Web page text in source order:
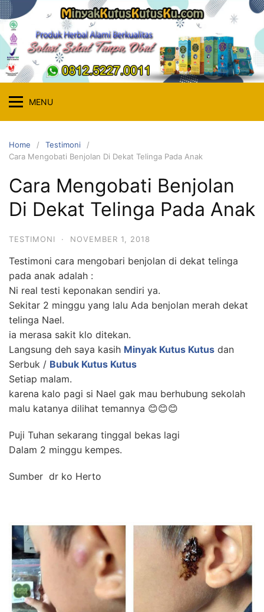
Skip
to
content
MENU
Home
Testimoni
Cara Mengobati Benjolan Di Dekat Telinga Pada Anak
Cara Mengobati Benjolan
Di Dekat Telinga Pada Anak
TESTIMONI · NOVEMBER 1, 2018
Testimoni cara mengobari benjolan di dekat telinga
pada anak adalah :
Ni real testi keponakan sendiri ya.
Sekitar 2 minggu yang lalu Ada benjolan merah dekat
telinga Nael.
ia merasa sakit klo ditekan.
Langsung deh saya kasih Minyak Kutus Kutus dan
Serbuk / Bubuk Kutus Kutus
Setiap malam.
karena kalo pagi si Nael gak mau berhubung sekolah
malu katanya dilihat temannya 😊😊😊
Puji Tuhan sekarang tinggal bekas lagi
Dalam 2 minggu kempes.
Sumber dr ko Herto